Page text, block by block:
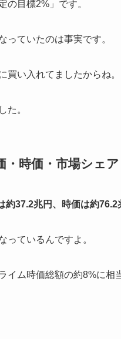
の目標2%」です。
っていたのは事実です。
買い入れてましたからね。
た。
・時価・市場シェア
37.2兆円、時価は約76.2
っているんですよ。
イム時価総額の約8%に相